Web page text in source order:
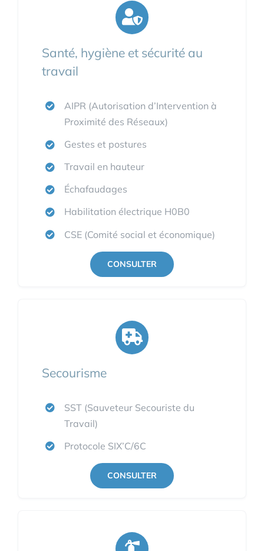
Santé, hygiène et sécurité au
travail
AIPR (Autorisation d’Intervention à
Proximité des Réseaux)
Gestes et postures
Travail en hauteur
Échafaudages
Habilitation électrique H0B0
CSE (Comité social et économique)
CONSULTER
Secourisme
SST (Sauveteur Secouriste du
Travail)
Protocole SIX’C/6C
CONSULTER